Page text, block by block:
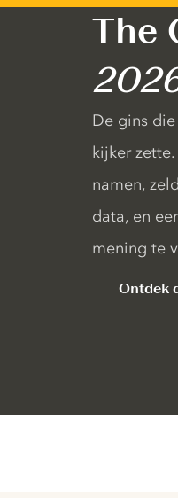
The
De gins
kijker
namen,
data, en
mening te
Ontdek